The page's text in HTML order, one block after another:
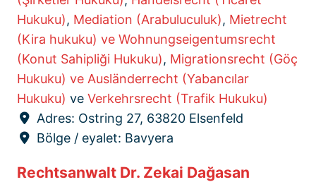
Hukuku), Mediation (Arabuluculuk), Mietrecht
(Kira hukuku) ve Wohnungseigentumsrecht
(Konut Sahipliği Hukuku), Migrationsrecht (Göç
Hukuku) ve Ausländerrecht (Yabancılar
Hukuku) ve Verkehrsrecht (Trafik Hukuku)
Adres: Ostring 27, 63820 Elsenfeld
Bölge / eyalet: Bavyera
Rechtsanwalt Dr. Zekai Dağasan